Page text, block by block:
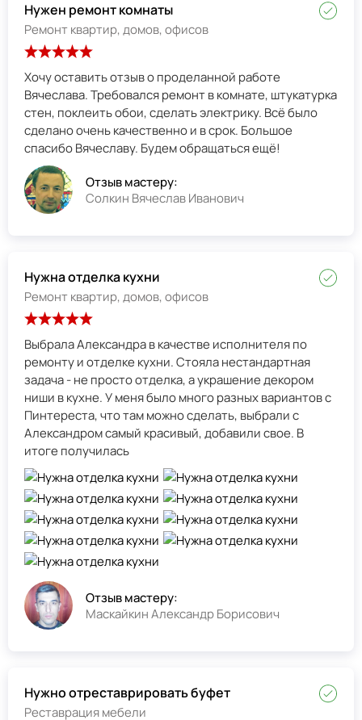
Нужен ремонт комнаты
Ремонт квартир, домов, офисов
Хочу оставить отзыв о проделанной работе
Вячеслава. Требовался ремонт в комнате, штукатурка
стен, поклеить обои, сделать электрику. Всё было
сделано очень качественно и в срок. Большое
спасибо Вячеславу. Будем обращаться ещё!
Отзыв мастеру:
Солкин Вячеслав Иванович
Нужна отделка кухни
Ремонт квартир, домов, офисов
Выбрала Александра в качестве исполнителя по
ремонту и отделке кухни. Стояла нестандартная
задача - не просто отделка, а украшение декором
ниши в кухне. У меня было много разных вариантов с
Пинтереста, что там можно сделать, выбрали с
Александром самый красивый, добавили свое. В
итоге получилась
Отзыв мастеру:
Маскайкин Александр Борисович
Нужно отреставрировать буфет
Реставрация мебели